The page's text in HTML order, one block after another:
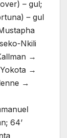
– gul;
– gul
Nkili
→
→
→
64’